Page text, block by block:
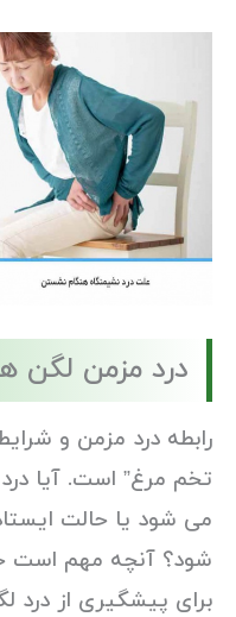
درد مزمن لگن
رابطه درد مزمن و
تخم مرغ” است. آیا
می شود یا حالت
شود؟ آنچه مهم است
برای پیشگیری از درد